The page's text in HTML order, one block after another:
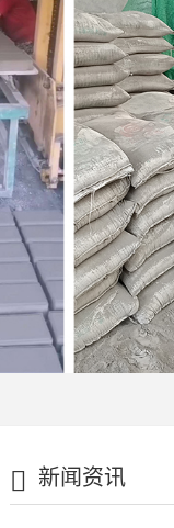
新闻资讯